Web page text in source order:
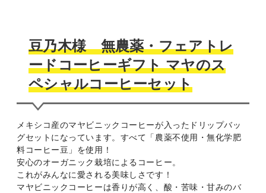
豆乃木様 無農薬・フェアトレ
ードコーヒーギフト マヤのス
ペシャルコーヒーセット
メキシコ産のマヤビニックコーヒーが入ったドリップバッ
グセットになっています。 すべて「農薬不使用・無化学肥
料コーヒー豆」を使用！
安心のオーガニック栽培によるコーヒー。
これがみんなに愛される美味しさです！
マヤビニックコーヒーは香りが高く、酸・苦味・甘みのバ